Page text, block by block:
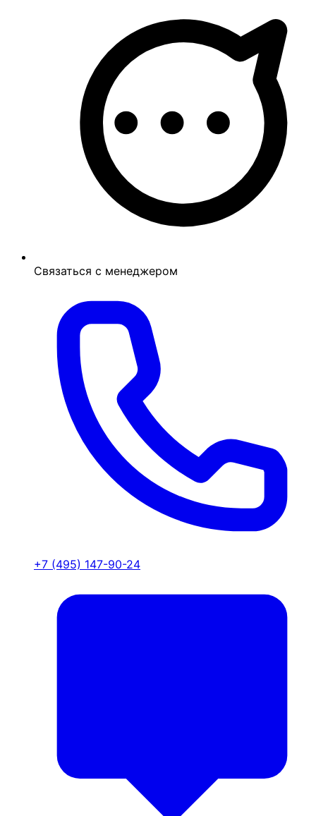
Связаться с менеджером
+7 (495) 147-90-24